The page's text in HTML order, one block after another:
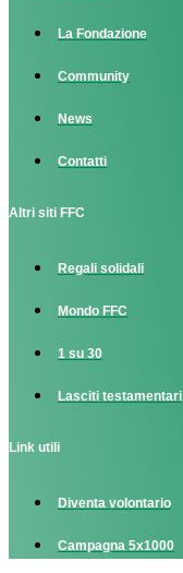
La Fondazione
Community
News
Contatti
Altri siti FFC
Regali solidali
Mondo FFC
1 su 30
Lasciti testamentari
Link utili
Diventa volontario
Campagna 5x1000